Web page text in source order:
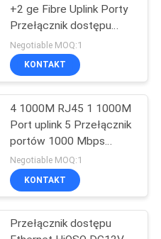
POE
Gigabit
+2 ge Fibre Uplink Porty
Przełącznik dostępu
Ethernet Przełącznik
Gigabit Ethernet
Negotiable MOQ:1
KONTAKT
4 1000M RJ45 1 1000M
Port uplink 5 Przełącznik
portów 1000 Mbps
1Mbit StorageM
Negotiable MOQ:1
KONTAKT
Przełącznik dostępu